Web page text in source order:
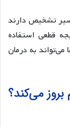
تشخیص دارند
قطعی استفاده
به درمان
می‌کند؟